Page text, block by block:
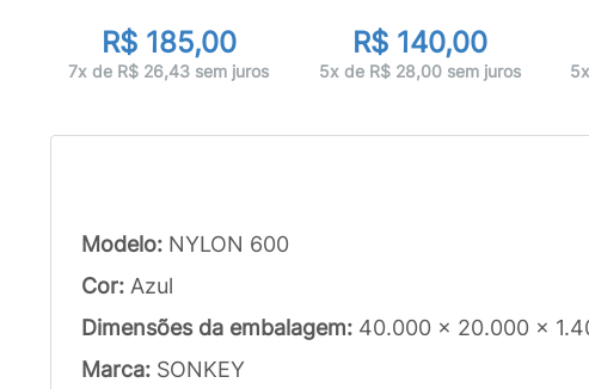
R$ 185,00
7x de R$ 26,43 sem juros
R$ 140,00
5x de R$ 28,00 sem juros
Modelo: NYLON 600
Cor: Azul
Dimensões da embalagem: 40.000 x 20.000 x
Marca: SONKEY